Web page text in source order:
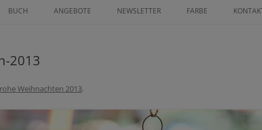
Inhalt
BUCH ANGEBOTE
GLAUBENSSÄTZE ÜBER GELD AUF
NEWSLETTER FARBE
2013
Weihnachten 2013.